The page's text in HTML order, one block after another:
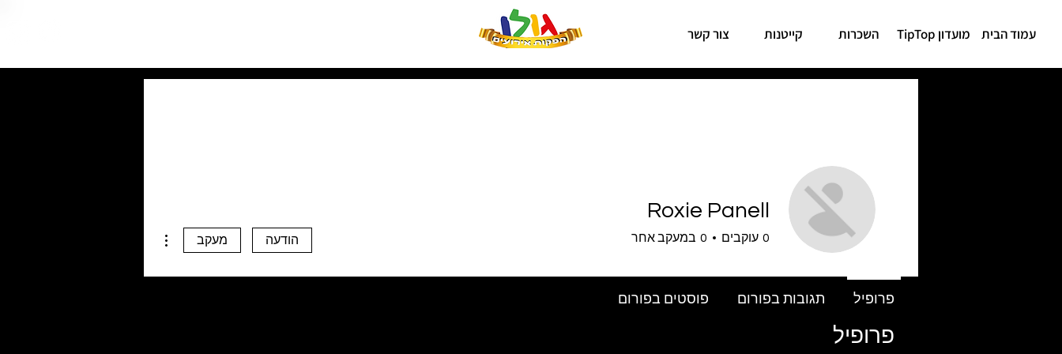
עמוד הבית מועדון TipTop השכרות קייטנות צור קשר
פרופיל
Roxie Panell
0 עוקבים 0 במעקב אחר הודעה מעקב
פרופיל תגובות בפורום פוסטים בפורום